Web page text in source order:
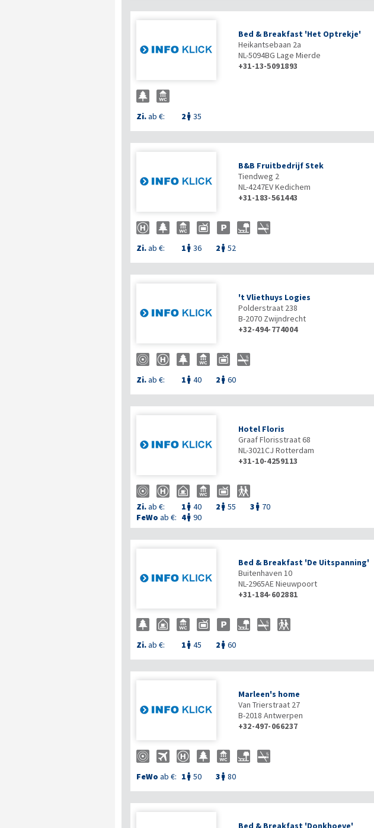
Bed & Breakfast 'Het Optrekje'
Heikantsebaan 2a
NL-5094BG Lage Mierde
+31-13-5091893
Zi.ab €: 2  35
B&B Fruitbedrijf Stek
Tiendweg 2
NL-4247EVKedichem
+31-183-561443
Zi.ab €: 1  36 2  52
't Vliethuys Logies
Polderstraat 238
B-2070 Zwijndrecht
+32-494-774004
Zi.ab €: 1  40 2  60
Hotel Floris
Graaf Florisstraat 68
NL-3021CJ Rotterdam
+31-10-4259113
Zi.ab €: 1  40 2  55 3  70
FeWo ab €: 4 90
Bed & Breakfast 'De Uitspanning'
Buitenhaven 10
NL-2965AENieuwpoort
+31-184-602881
Zi.ab €: 1  45 2  60
Marleen's home
Van Trierstraat 27
B-2018 Antwerpen
+32-497-066237
FeWo ab €: 1  50 3  80
Bed & Breakfast 'Donkhoeve'